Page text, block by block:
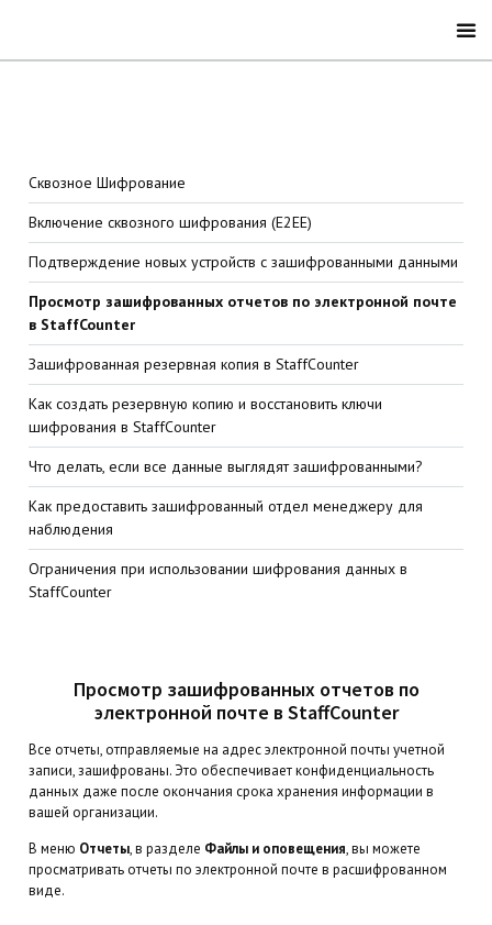
Сквозное Шифрование
Включение сквозного шифрования (E2EE)
Подтверждение новых устройств с зашифрованными данными
Просмотр зашифрованных отчетов по электронной почте
в StaffCounter
Зашифрованная резервная копия в StaffCounter
Как создать резервную копию и восстановить ключи
шифрования в StaffCounter
Что делать, если все данные выглядят зашифрованными?
Как предоставить зашифрованный отдел менеджеру для
наблюдения
Ограничения при использовании шифрования данных в
StaffCounter
Просмотр зашифрованных отчетов по
электронной почте в StaffCounter
Все отчеты, отправляемые на адрес электронной почты учетной
записи, зашифрованы. Это обеспечивает конфиденциальность
данных даже после окончания срока хранения информации в
вашей организации.
В меню Отчеты, в разделе Файлы и оповещения, вы можете
просматривать отчеты по электронной почте в расшифрованном
виде.